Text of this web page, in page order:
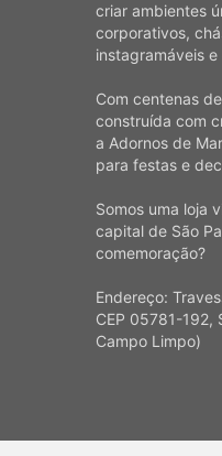
criar ambientes
corporativos,
instagramáveis
Com centenas
construída com
a Adornos de
para festas e
Somos uma loja
capital de São
comemoração?
Endereço:
CEP 05781-192,
Campo Limpo)